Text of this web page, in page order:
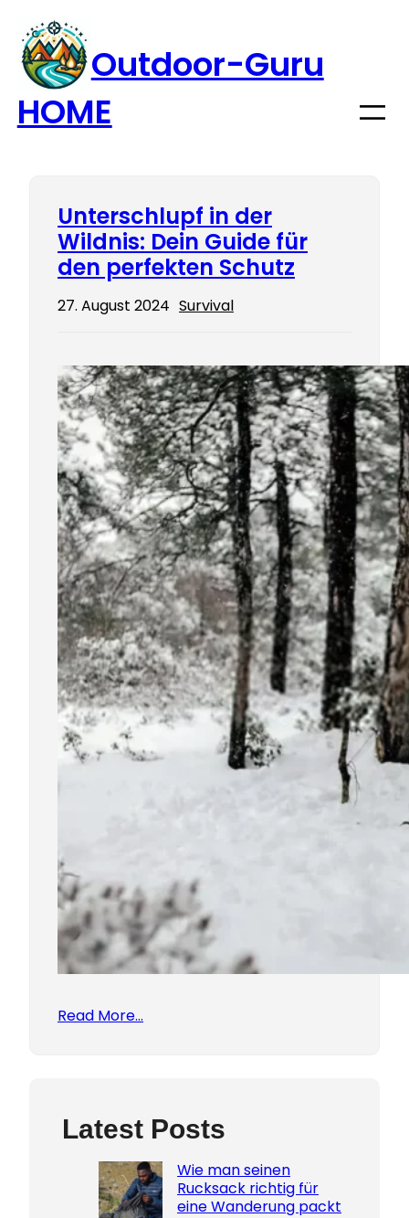
Inhalt
springen
Outdoor-Guru
HOME
Unterschlupf in der
Wildnis: Dein Guide für
den perfekten Schutz
27. August 2024 Survival
Read More…
Latest Posts
Wie man seinen
Rucksack richtig für
eine Wanderung packt